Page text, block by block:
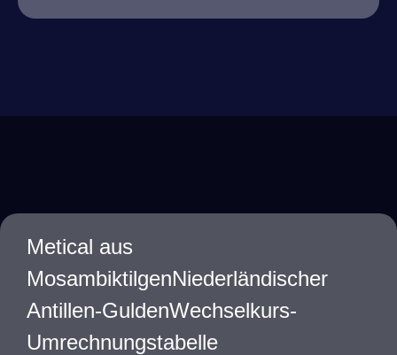
Metical aus
MosambiktilgenNiederländischer
Antillen-GuldenWechselkurs-
Umrechnungstabelle